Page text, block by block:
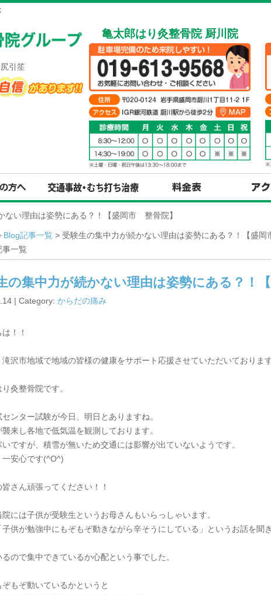
引笙
亀太郎はり灸整骨院 厨川院
ない理由は姿勢にある？！【盛岡市 整骨院】
Blog記事一覧 > 受験生の集中力が続かない理由は姿勢にある？！【盛
事一覧
の集中力が続かない理由は姿勢にある？！
| Category: からだの痛み
！！
沢市地域で地域の皆様の健康をサポート応援させていただいております
灸整骨院です。
ンター試験が今日、明日とありますね。
来し各地で低気温を観測しております。
ですが、積雪が無いため交通には影響が出ていないようです。
一安心です(^O^)
さん頑張ってください！！
院には子供が受験生というお母さんもいらっしゃいます。
子供が勉強中にもぞもぞ動きながら辛そうにしている」というお話を聞き
ので集中できているか心配という事でした。
ぞもぞ動いているかというと